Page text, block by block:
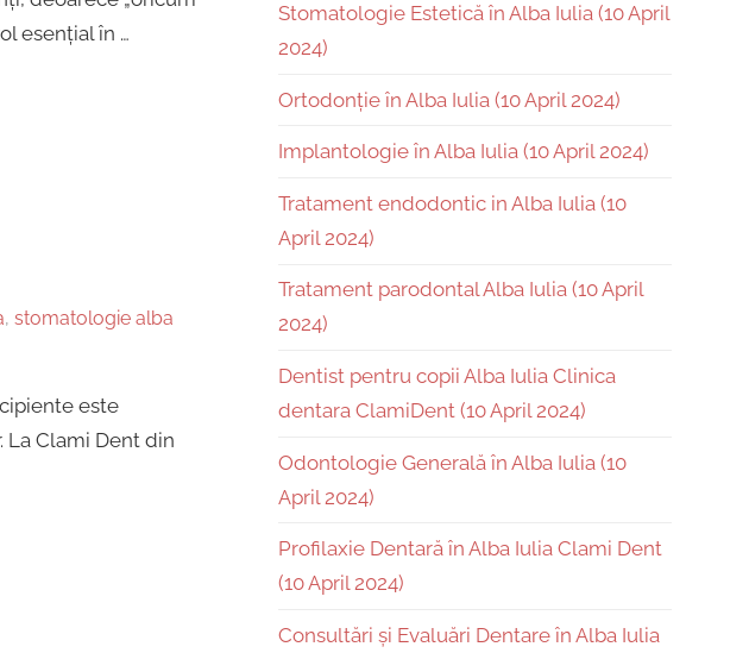
esențial în …
, stomatologie alba
este
Clami Dent din
Stomatologie Estetică în Alba Iulia (10 April
2024)
Ortodonție în Alba Iulia (10 April 2024)
Implantologie în Alba Iulia (10 April 2024)
Tratament endodontic in Alba Iulia (10
April 2024)
Tratament parodontal Alba Iulia (10 April
2024)
Dentist pentru copii Alba Iulia Clinica
dentara ClamiDent (10 April 2024)
Odontologie Generală în Alba Iulia (10
April 2024)
Profilaxie Dentară în Alba Iulia Clami Dent
(10 April 2024)
Consultări și Evaluări Dentare în Alba Iulia